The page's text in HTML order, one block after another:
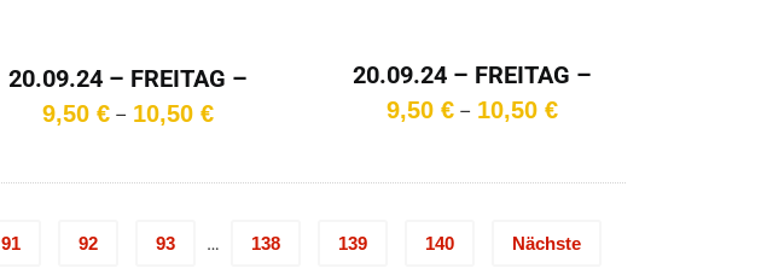
20.09.24 – FREITAG –
18:00 Uhr
9,50 € – 10,50 €Preisspanne:
10,50 €
20.09.24 – FREITAG –
20:30 Uhr
9,50 € – 10,50 €Preisspanne:
10,50 €
91 92 93 … 138 139 140 Nächste